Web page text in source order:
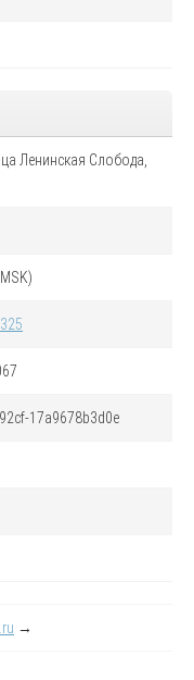
Ленинская Слобода,
17a9678b3d0e
→